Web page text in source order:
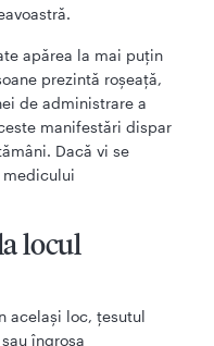
apărea la mai puțin
prezintă roșeață,
de administrare a
manifestări dispar
Dacă vi se
locul
același loc, țesutul
îngroșa